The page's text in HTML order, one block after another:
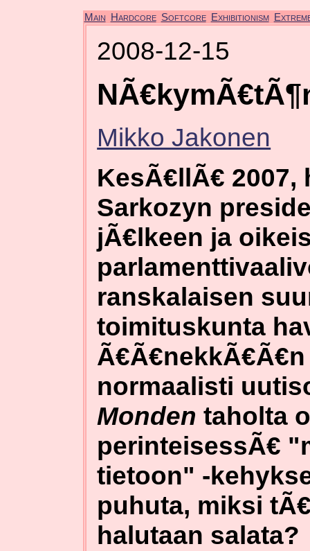
Main Hardcore Softcore Exhibitionism
2008-12-15
Mikko Jakonen
KesÃ€llÃ€ 2007,
Sarkozyn
jÃ€lkeen ja
ranskalaisen
toimituskunta
normaalisti
Monden taholta
perinteisessÃ€
tietoon" -
puhuta, miksi
halutaan salata?